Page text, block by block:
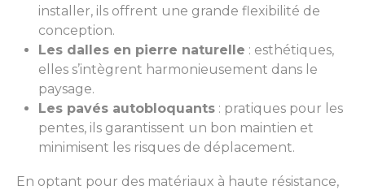
installer, ils offrent une grande flexibilité de
conception.
Les dalles en pierre naturelle : esthétiques,
elles s’intègrent harmonieusement dans le
paysage.
Les pavés autobloquants : pratiques pour les
pentes, ils garantissent un bon maintien et
minimisent les risques de déplacement.
En optant pour des matériaux à haute résistance,